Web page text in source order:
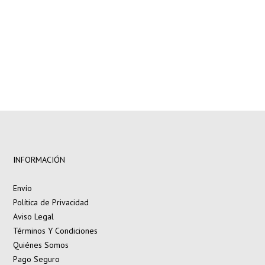
INFORMACIÓN
Envío
Política de Privacidad
Aviso Legal
Términos Y Condiciones
Quiénes Somos
Pago Seguro